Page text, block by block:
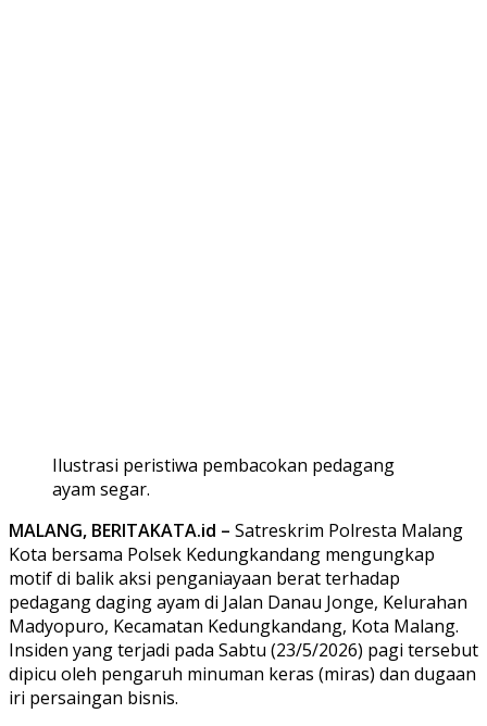
Ilustrasi peristiwa pembacokan pedagang
ayam segar.
MALANG, BERITAKATA.id – Satreskrim Polresta Malang
Kota bersama Polsek Kedungkandang mengungkap
motif di balik aksi penganiayaan berat terhadap
pedagang daging ayam di Jalan Danau Jonge, Kelurahan
Madyopuro, Kecamatan Kedungkandang, Kota Malang.
Insiden yang terjadi pada Sabtu (23/5/2026) pagi tersebut
dipicu oleh pengaruh minuman keras (miras) dan dugaan
iri persaingan bisnis.